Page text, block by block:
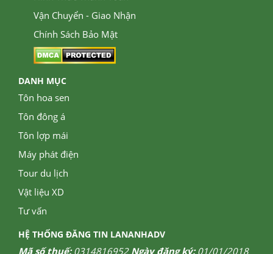
Vận Chuyển - Giao Nhận
Chính Sách Bảo Mật
DANH MỤC
Tôn hoa sen
Tôn đông á
Tôn lợp mái
Máy phát điện
Tour du lịch
Vật liệu XD
Tư vấn
HỆ THỐNG ĐĂNG TIN LANANHADV
Mã số thuế:0314816952Ngày đăng ký:01/01/2018